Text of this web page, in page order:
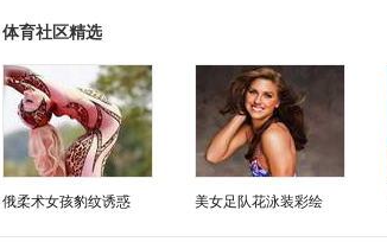
体育社区精选
俄柔术女孩豹纹诱惑 美女足队花泳装彩绘